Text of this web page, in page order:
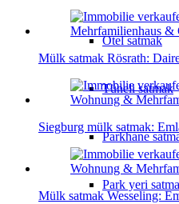
Otel satmak
Tüneli satmak
Parkhane
Park yeri
Mülk satmak Rösrath:
Siegburg mülk satmak:
Mülk satmak Wesseling: